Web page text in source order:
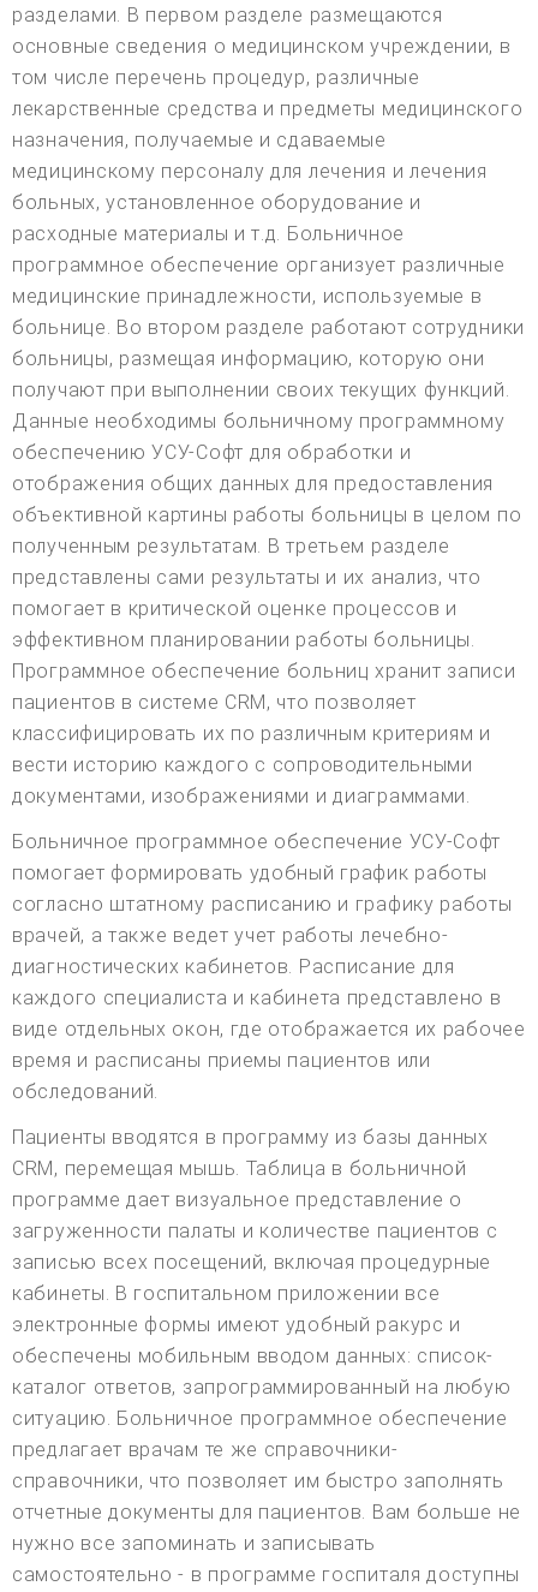
разделами. В первом разделе размещаются
основные сведения о медицинском учреждении, в
том числе перечень процедур, различные
лекарственные средства и предметы медицинского
назначения, получаемые и сдаваемые
медицинскому персоналу для лечения и лечения
больных, установленное оборудование и
расходные материалы и т.д. Больничное
программное обеспечение организует различные
медицинские принадлежности, используемые в
больнице. Во втором разделе работают сотрудники
больницы, размещая информацию, которую они
получают при выполнении своих текущих функций.
Данные необходимы больничному программному
обеспечению УСУ-Софт для обработки и
отображения общих данных для предоставления
объективной картины работы больницы в целом по
полученным результатам. В третьем разделе
представлены сами результаты и их анализ, что
помогает в критической оценке процессов и
эффективном планировании работы больницы.
Программное обеспечение больниц хранит записи
пациентов в системе CRM, что позволяет
классифицировать их по различным критериям и
вести историю каждого с сопроводительными
документами, изображениями и диаграммами.
Больничное программное обеспечение УСУ-Софт
помогает формировать удобный график работы
согласно штатному расписанию и графику работы
врачей, а также ведет учет работы лечебно-
диагностических кабинетов. Расписание для
каждого специалиста и кабинета представлено в
виде отдельных окон, где отображается их рабочее
время и расписаны приемы пациентов или
обследований.
Пациенты вводятся в программу из базы данных
CRM, перемещая мышь. Таблица в больничной
программе дает визуальное представление о
загруженности палаты и количестве пациентов с
записью всех посещений, включая процедурные
кабинеты. В госпитальном приложении все
электронные формы имеют удобный ракурс и
обеспечены мобильным вводом данных: список-
каталог ответов, запрограммированный на любую
ситуацию. Больничное программное обеспечение
предлагает врачам те же справочники-
справочники, что позволяет им быстро заполнять
отчетные документы для пациентов. Вам больше не
нужно все запоминать и записывать
самостоятельно - в программе госпиталя доступны